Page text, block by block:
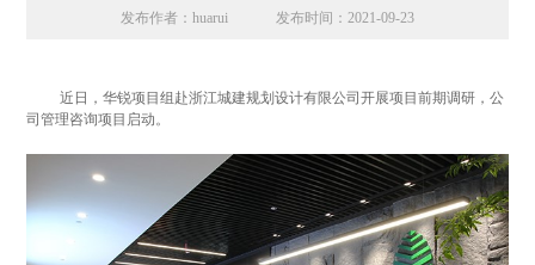
发布作者：huarui 发布时间：2021-09-23
近日，华锐项目组赴浙江城建规划设计有限公司开展项目前期调研，公
司管理咨询项目启动。